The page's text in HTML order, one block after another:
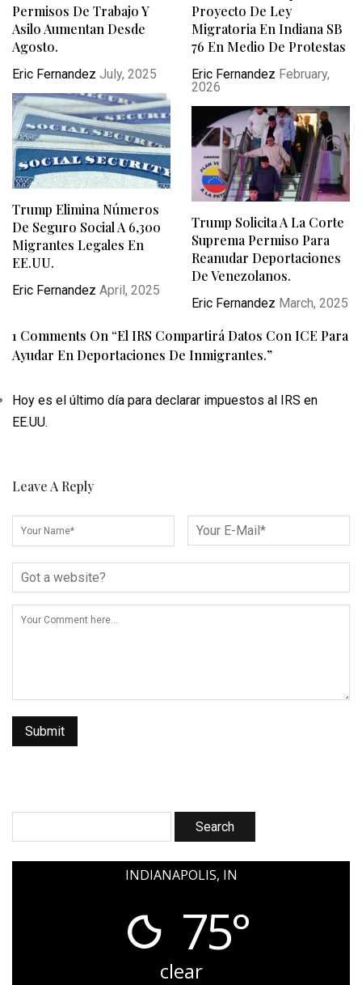
Permisos De Trabajo Y
Asilo Aumentan Desde
Agosto.
Eric Fernandez July, 2025
Proyecto De Ley
Migratoria En Indiana SB
76 En Medio De Protestas
Eric Fernandez February,
2026
Trump Elimina Números
De Seguro Social A 6,300
Migrantes Legales En
EE.UU.
Eric Fernandez April, 2025
Trump Solicita A La Corte
Suprema Permiso Para
Reanudar Deportaciones
De Venezolanos.
Eric Fernandez March, 2025
1 Comments On “El IRS Compartirá Datos Con ICE Para
Ayudar En Deportaciones De Inmigrantes.”
Hoy es el último día para declarar impuestos al IRS en
EE.UU.
Leave A Reply
INDIANAPOLIS, IN
75°
clear